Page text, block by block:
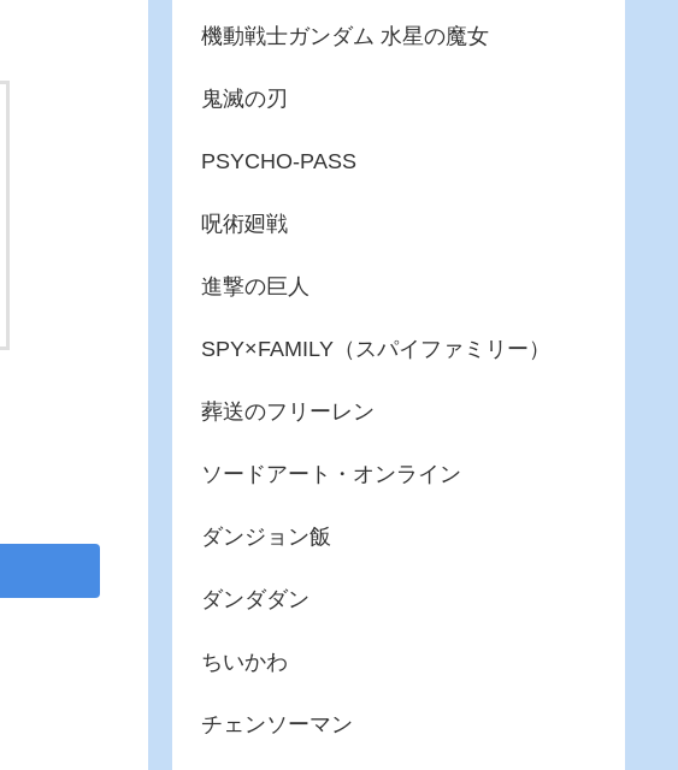
機動戦士ガンダム 水星の魔女
鬼滅の刃
PSYCHO-PASS
呪術廻戦
進撃の巨人
SPY×FAMILY（スパイファミリー）
葬送のフリーレン
ソードアート・オンライン
ダンジョン飯
ダンダダン
ちいかわ
チェンソーマン